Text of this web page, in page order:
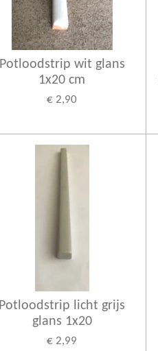
Potloodstrip wit glans
1x20 cm
€ 2,90
Potloodstrip licht grijs
glans 1x20
€ 2,99